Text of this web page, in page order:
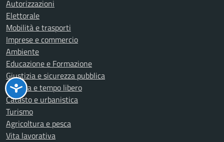
Autorizzazioni
Elettorale
Mobilità e trasporti
Imprese e commercio
Ambiente
Educazione e Formazione
Giustizia e sicurezza pubblica
Cultura e tempo libero
Catasto e urbanistica
Turismo
Agricoltura e pesca
Vita lavorativa